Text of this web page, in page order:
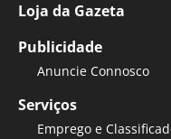
Loja da Gazeta
Publicidade
Anuncie Connosco
Serviços
Emprego e